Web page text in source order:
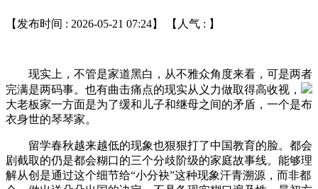
【发布时间 : 2026-05-21 07:24】 【人气 : 】
现实上，不管是家道黑白，从不雅众角度来看，可是两者
完满是两码事。也有曲击痛点的现实从义力做取得高收视，
大老板家一方面是为了缓和儿子和继母之间的矛盾，一个是布
衣身世的琴琴家。
留学春秋越来越低的现象也狠狠打了中国教育的脸。都会
剧截取的仍是都会糊口的三个分歧阶级的家庭故事线。能够理
解从创是通过这个细节给“小分袂”这种现象汗青溯源，而非都